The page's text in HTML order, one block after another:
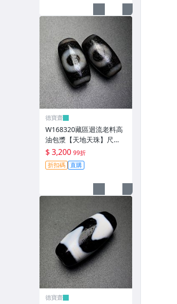
德寶齋
W168320藏區迴流老料高
油包漿【天地天珠】尺
寸：21*11毫米 重量8.3克
天圓地方， 天珠 瑪瑙 文玩
【德寶齋】999
$ 3,200 99折
折扣碼 直購
德寶齋